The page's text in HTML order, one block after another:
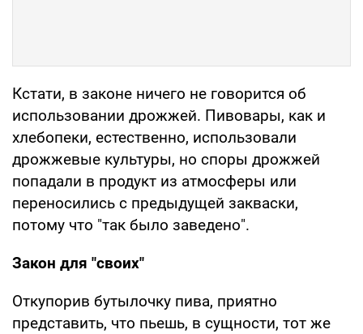
Кстати, в законе ничего не говорится об
использовании дрожжей. Пивовары, как и
хлебопеки, естественно, использовали
дрожжевые культуры, но споры дрожжей
попадали в продукт из атмосферы или
переносились с предыдущей закваски,
потому что "так было заведено".
Закон для "своих"
Откупорив бутылочку пива, приятно
представить, что пьешь, в сущности, тот же